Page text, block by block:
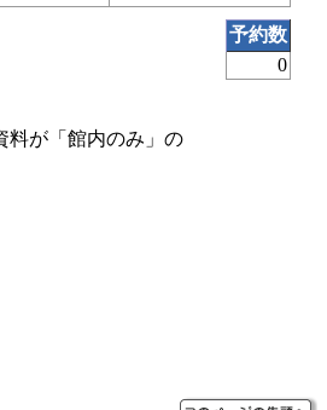
予約数
0
料が「館内のみ」の